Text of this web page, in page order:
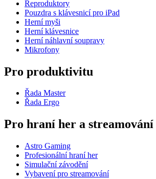
Reproduktory
Pouzdra s klávesnicí pro iPad
Herní myši
Herní klávesnice
Herní náhlavní soupravy
Mikrofony
Pro produktivitu
Řada Master
Řada Ergo
Pro hraní her a streamování
Astro Gaming
Profesionální hraní her
Simulační závodění
Vybavení pro streamování